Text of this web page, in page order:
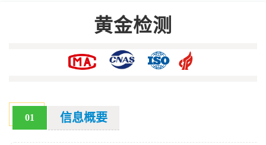
黄金检测
01 信息概要